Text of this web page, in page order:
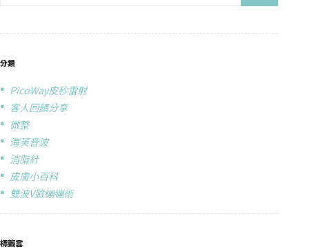
分類
PicoWay皮秒雷射
客人回饋分享
微整
海芙音波
消脂針
皮膚小百科
雙波V臉繃繃術
標籤雲